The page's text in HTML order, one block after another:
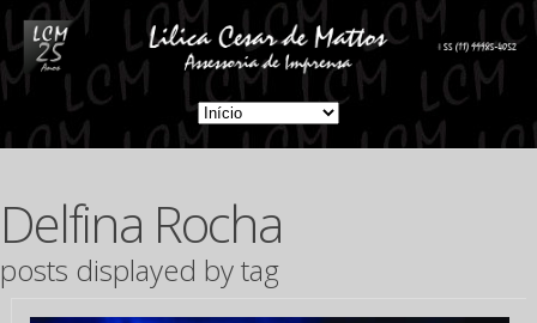
Delfina Rocha
posts displayed by tag